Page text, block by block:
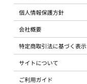
個人情報保護方針
会社概要
特定商取引法に基づく表示
サイトについて
ご利用ガイド